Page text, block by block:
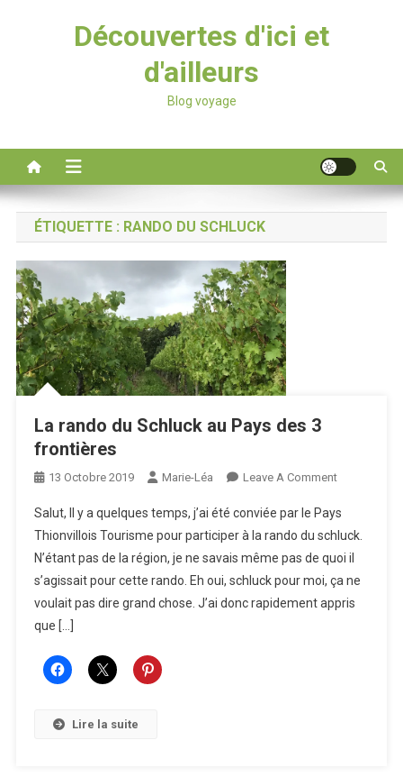
Découvertes d'ici et
d'ailleurs
Blog voyage
ÉTIQUETTE : RANDO DU SCHLUCK
La rando du Schluck au Pays des 3
frontières
13 Octobre 2019 Marie-Léa Leave A CommentOn
Rando
Du
Schluck
Au
Pays
Salut, Il y a quelques temps, j’ai été conviée par le Pays
Thionvillois Tourisme pour participer à la rando du schluck.
N’étant pas de la région, je ne savais même pas de quoi il
s’agissait pour cette rando. Eh oui, schluck pour moi, ça ne
voulait pas dire grand chose. J’ai donc rapidement appris
que […]
Lire la suite